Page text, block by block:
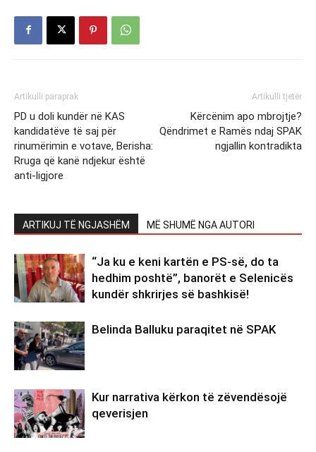
Artikulli paraprak
PD u doli kundër në KAS
kandidatëve të saj për
rinumërimin e votave, Berisha:
Rruga që kanë ndjekur është
anti-ligjore
Artikulli tjetër
Kërcënim apo mbrojtje?
Qëndrimet e Ramës ndaj SPAK
ngjallin kontradikta
ARTIKUJ TË NGJASHËM MË SHUMË NGA AUTORI
“Ja ku e keni kartën e PS-së, do ta
hedhim poshtë”, banorët e Selenicës
kundër shkrirjes së bashkisë!
Belinda Balluku paraqitet në SPAK
Kur narrativa kërkon të zëvendësojë
qeverisjen